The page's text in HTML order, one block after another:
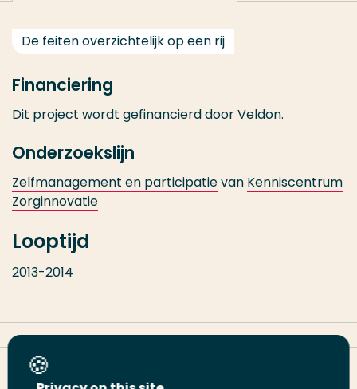
De feiten overzichtelijk op een rij
Financiering
Dit project wordt gefinancierd doorVeldon.
Onderzoekslijn
Zelfmanagement en participatievan Kenniscentrum
Zorginnovatie
Looptijd
2013-2014
Deel deze pagina